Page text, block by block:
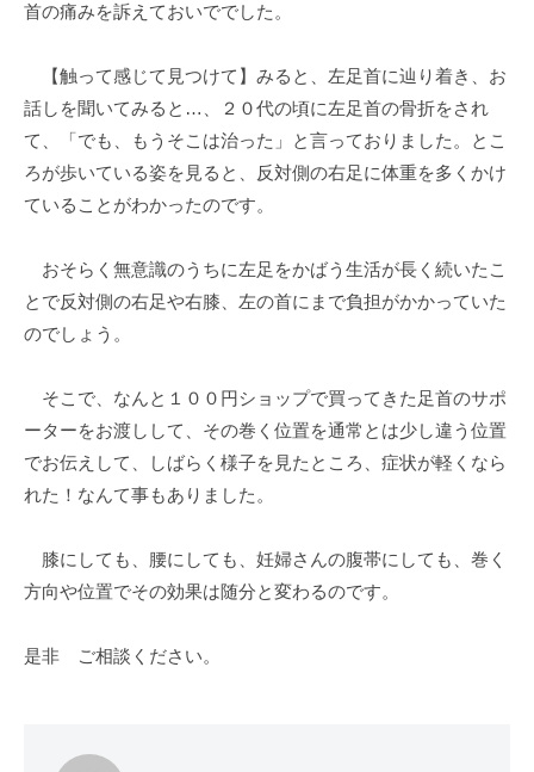
首の痛みを訴えておいででした。
【触って感じて見つけて】みると、左足首に辿り着き、お
話しを聞いてみると…、２０代の頃に左足首の骨折をされ
て、「でも、もうそこは治った」と言っておりました。とこ
ろが歩いている姿を見ると、反対側の右足に体重を多くかけ
ていることがわかったのです。
おそらく無意識のうちに左足をかばう生活が長く続いたこ
とで反対側の右足や右膝、左の首にまで負担がかかっていた
のでしょう。
そこで、なんと１００円ショップで買ってきた足首のサポ
ーターをお渡しして、その巻く位置を通常とは少し違う位置
でお伝えして、しばらく様子を見たところ、症状が軽くなら
れた！なんて事もありました。
膝にしても、腰にしても、妊婦さんの腹帯にしても、巻く
方向や位置でその効果は随分と変わるのです。
是非 ご相談ください。